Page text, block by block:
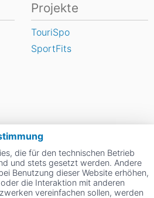
die für den technischen Betrieb
und stets gesetzt werden. Andere
Benutzung dieser Website erhöhen,
die Interaktion mit anderen
vereinfachen sollen, werden
Projekte
TouriSpo
SportFits